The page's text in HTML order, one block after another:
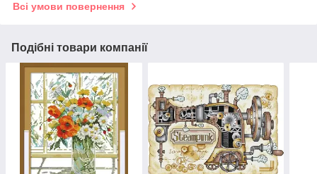
Всі умови повернення
Подібні товари компанії